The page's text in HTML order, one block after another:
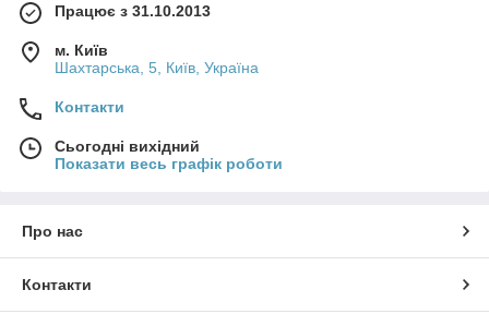
Працює з 31.10.2013
м. Київ
Шахтарська, 5, Київ, Україна
Контакти
Сьогодні вихідний
Показати весь графік роботи
Про нас
Контакти